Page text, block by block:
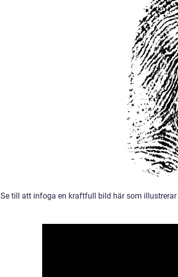
Se till att infoga en kraftfull bild här som illustrerar